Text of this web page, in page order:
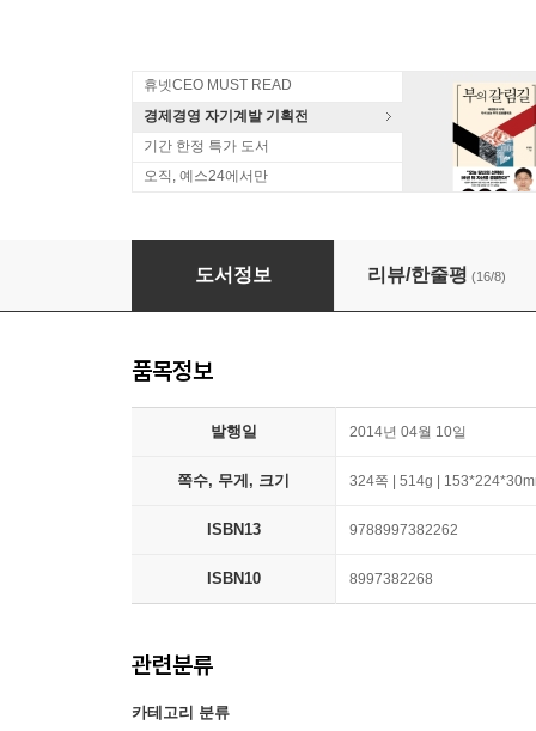
휴넷CEO MUST READ
경제경영 자기계발 기획전
기간 한정 특가 도서
오직, 예스24에서만
샤워실의 바보들
도서정보 리뷰/한줄평 (16/8)
품목정보
발행일 2014년 04월 10일
쪽수, 무게, 크기 324쪽 | 514g |
ISBN13 9788997382262
ISBN10 8997382268
관련분류
카테고리 분류